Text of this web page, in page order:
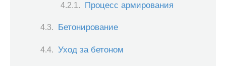
Процесс армирования
Бетонирование
Уход за бетоном